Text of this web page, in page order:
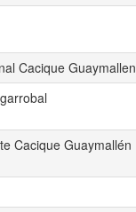
Cacique Guaymallen
Cacique Guaymallén